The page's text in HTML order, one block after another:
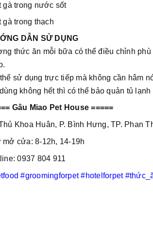
gà trong nước sốt
gà trong thạch
DẪN SỬ DỤNG
thức ăn mỗi bữa có thể điều chỉnh
sử dụng trực tiếp mà không cần hâm
không hết thì có thể bảo quản tủ lạnh
Gâu Miao Pet House =====
Khoa Huân, P. Bình Hưng, TP. Phan
mở cửa: 8-12h, 14-19h
0937 804 911
#groomingforpet #hotelforpet